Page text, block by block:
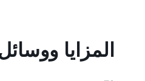
المزايا